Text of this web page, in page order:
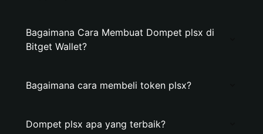
Bagaimana Cara Membuat Dompet plsx di
Bitget Wallet?
Bagaimana cara membeli token plsx?
Dompet plsx apa yang terbaik?